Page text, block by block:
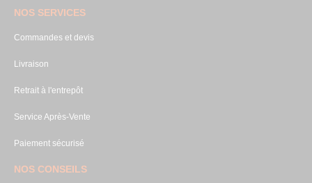
NOS SERVICES
Commandes et devis
Livraison
Retrait à l'entrepôt
Service Après-Vente
Paiement sécurisé
NOS CONSEILS